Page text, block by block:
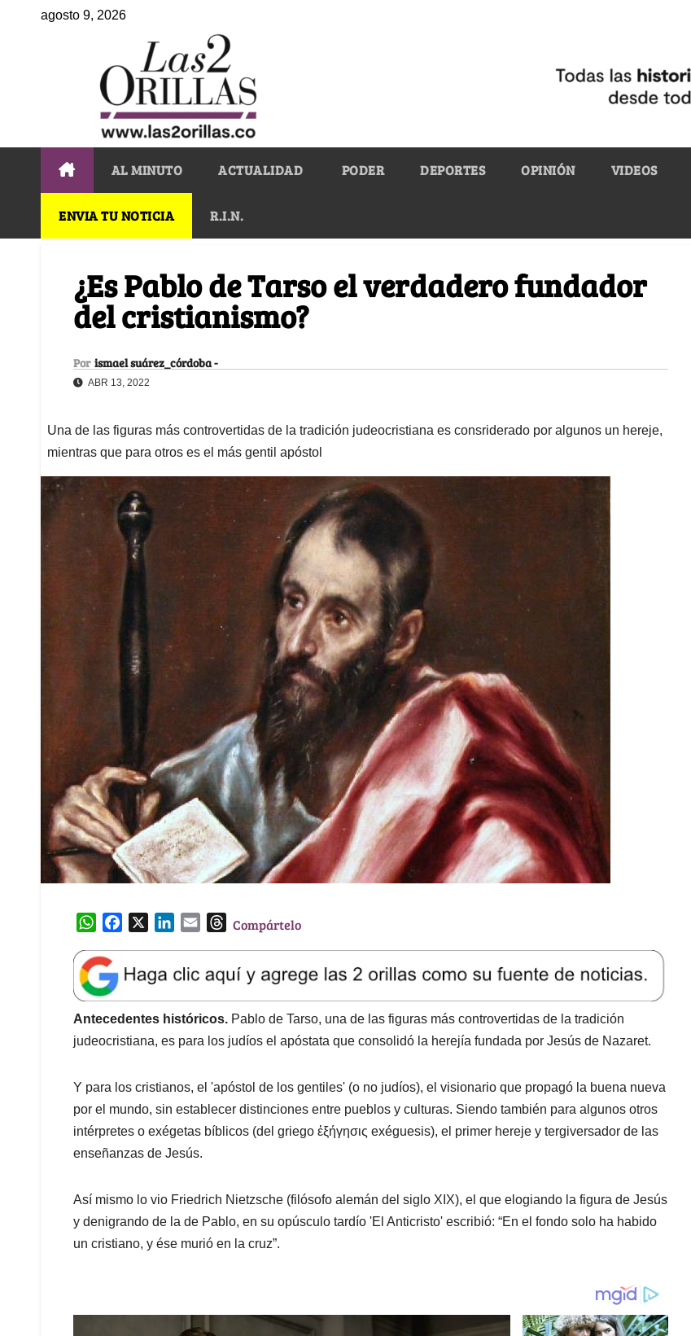
agosto 9, 2026
AL MINUTO ACTUALIDAD PODER DEPORTES OPINIÓN VIDEOS
ENVIA TU NOTICIA R.I.N.
¿Es Pablo de Tarso el verdadero fundador
del cristianismo?
Por ismael suárez_córdoba -
ABR 13, 2022
Una de las figuras más controvertidas de la tradición judeocristiana es consriderado por algunos un hereje,
mientras que para otros es el más gentil apóstol
W
a
t
s
A
p
e
b
o
o
k
e
d
I
l
T
e
a
d
s
Compártelo
Antecedentes históricos. Pablo de Tarso, una de las figuras más controvertidas de la tradición
judeocristiana, es para los judíos el apóstata que consolidó la herejía fundada por Jesús de Nazaret.
Y para los cristianos, el 'apóstol de los gentiles' (o no judíos), el visionario que propagó la buena nueva
por el mundo, sin establecer distinciones entre pueblos y culturas. Siendo también para algunos otros
intérpretes o exégetas bíblicos (del griego ἐξήγησις exéguesis), el primer hereje y tergiversador de las
enseñanzas de Jesús.
Así mismo lo vio Friedrich Nietzsche (filósofo alemán del siglo XIX), el que elogiando la figura de Jesús
y denigrando de la de Pablo, en su opúsculo tardío 'El Anticristo' escribió: “En el fondo solo ha habido
un cristiano, y ése murió en la cruz”.